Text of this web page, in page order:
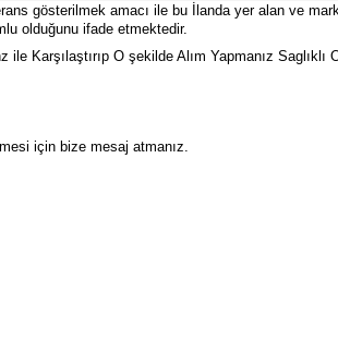
gösterilmek amacı ile bu İlanda yer alan ve
olduğunu ifade etmektedir.
Karşılaştırıp O şekilde Alım Yapmanız
için bize mesaj atmanız.